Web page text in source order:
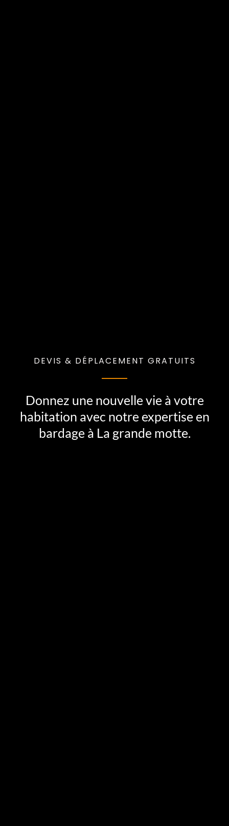
DEVIS & DÉPLACEMENT GRATUITS
Donnez une nouvelle vie à votre
habitation avec notre expertise en
bardage à La grande motte.